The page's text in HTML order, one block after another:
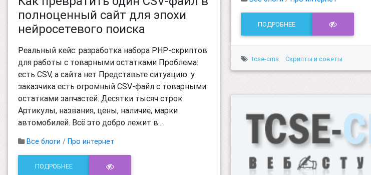
полноценный сайт для эпохи
нейросетевого поиска
Реальный кейс: разработка набора PHP-скриптов
для работы с товарными остатками Проблема:
есть CSV, а сайта нет Представьте ситуацию: у
заказчика есть огромный CSV-файл с товарными
остатками запчастей. Десятки тысяч строк.
Артикулы, названия, цены, наличие, марки
автомобилей. Всё это добро лежит в...
Все блоги / Про интернет
ПОДРОБНЕЕ
ПОДРОБНЕЕ
tcse-cms Скрипты и советы